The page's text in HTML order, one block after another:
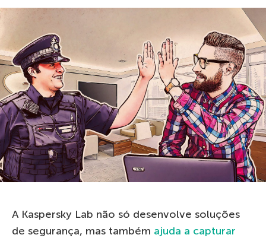
A Kaspersky Lab não só desenvolve soluções
de segurança, mas também ajuda a capturar